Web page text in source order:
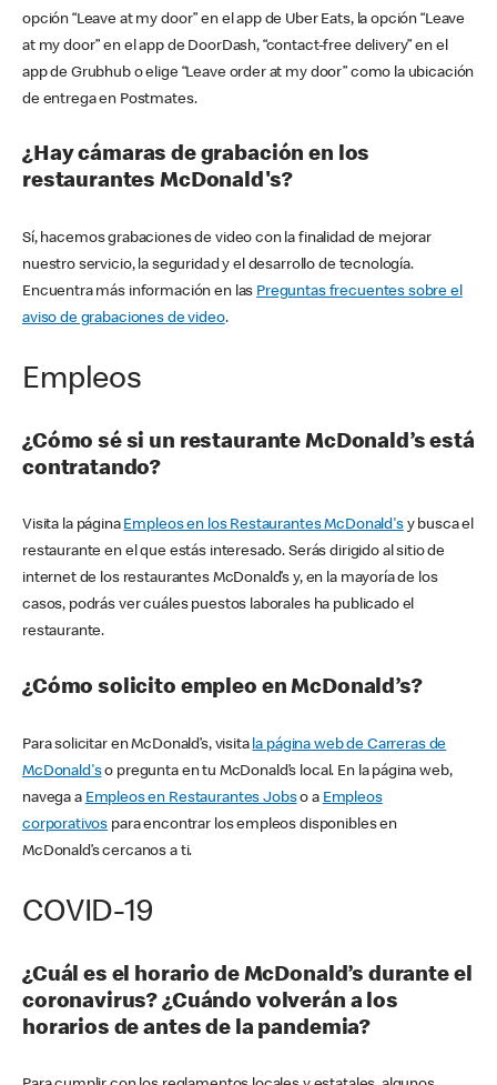
opción “Leave at my door” en el app de Uber Eats, la opción “Leave
at my door” en el app de DoorDash, “contact-free delivery” en el
app de Grubhub o elige “Leave order at my door” como la ubicación
de entrega en Postmates.
¿Hay cámaras de grabación en los
restaurantes McDonald's?
Sí, hacemos grabaciones de video con la finalidad de mejorar
nuestro servicio, la seguridad y el desarrollo de tecnología.
Encuentra más información en las Preguntas frecuentes sobre el
aviso de grabaciones de video.
Empleos
¿Cómo sé si un restaurante McDonald’s está
contratando?
Visita la página Empleos en los Restaurantes McDonald'sy busca el
restaurante en el que estás interesado. Serás dirigido al sitio de
internet de los restaurantes McDonald’s y, en la mayoría de los
casos, podrás ver cuáles puestos laborales ha publicado el
restaurante.
¿Cómo solicito empleo en McDonald’s?
Para solicitar en McDonald’s, visita la página web de Carreras de
McDonald'so pregunta en tu McDonald’s local. En la página web,
navega a Empleos en Restaurantes Jobso a Empleos
corporativos para encontrar los empleos disponibles en
McDonald’s cercanos a ti.
COVID-19
¿Cuál es el horario de McDonald’s durante el
coronavirus? ¿Cuándo volverán a los
horarios de antes de la pandemia?